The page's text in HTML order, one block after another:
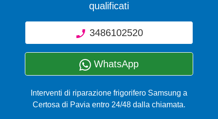
qualificati
3486102520
WhatsApp
Interventi di riparazione frigorifero Samsung a
Certosa di Pavia entro 24/48 dalla chiamata.